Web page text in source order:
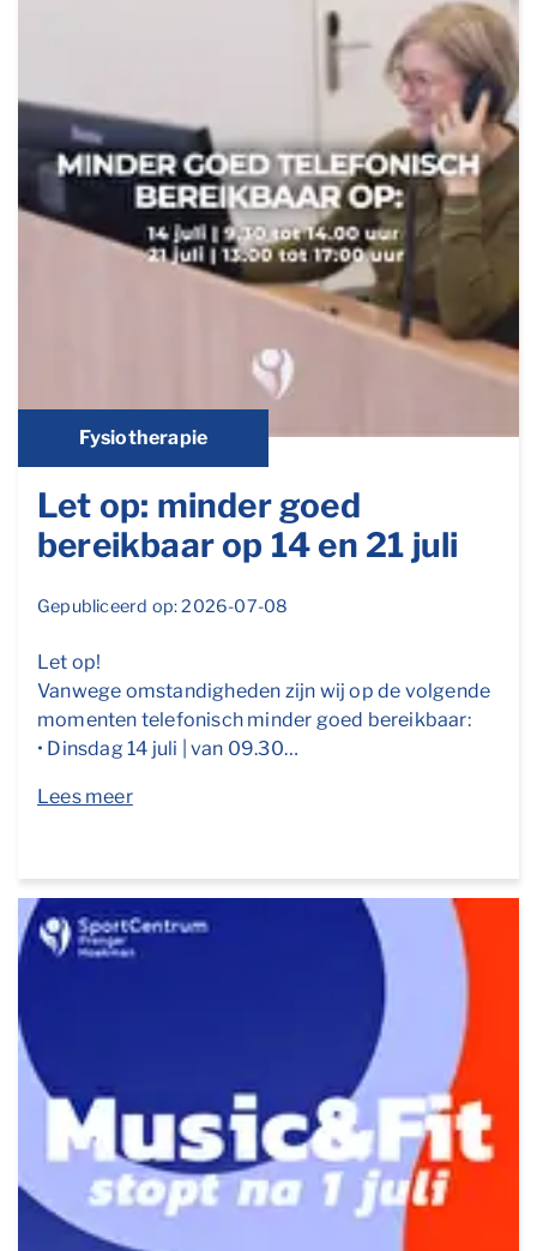
Fysiotherapie
Let op: minder goed
bereikbaar op 14 en 21 juli
Gepubliceerd op: 2026-07-08
Let op!
Vanwege omstandigheden zijn wij op de volgende
momenten telefonisch minder goed bereikbaar:
• Dinsdag 14 juli | van 09.30…
Lees meer